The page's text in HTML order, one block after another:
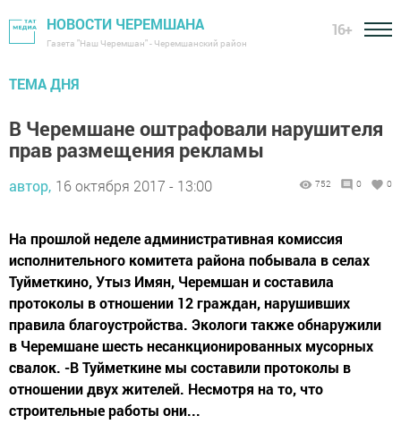
НОВОСТИ ЧЕРЕМШАНА
Газета "Наш Черемшан" - Черемшанский район
16+
ТЕМА ДНЯ
В Черемшане оштрафовали нарушителя
прав размещения рекламы
автор, 16 октября 2017 - 13:00 752 0 0
На прошлой неделе административная комиссия
исполнительного комитета района побывала в селах
Туйметкино, Утыз Имян, Черемшан и составила
протоколы в отношении 12 граждан, нарушивших
правила благоустройства. Экологи также обнаружили
в Черемшане шесть несанкционированных мусорных
свалок. -В Туйметкине мы составили протоколы в
отношении двух жителей. Несмотря на то, что
строительные работы они...